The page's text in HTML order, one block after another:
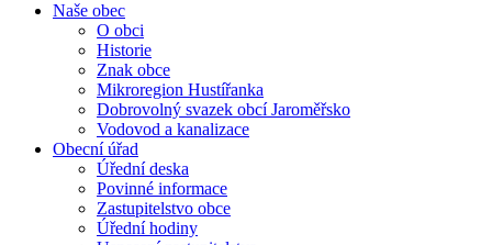
Naše obec
O obci
Historie
Znak obce
Mikroregion Hustířanka
Dobrovolný svazek obcí Jaroměřsko
Vodovod a kanalizace
Obecní úřad
Úřední deska
Povinné informace
Zastupitelstvo obce
Úřední hodiny